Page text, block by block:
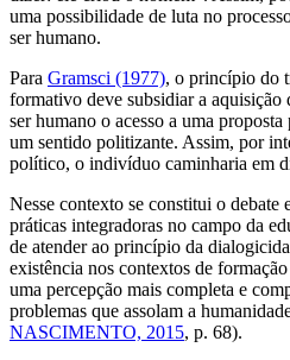
uma possibilidade de luta no
ser humano.
Para Gramsci (1977), o princípio do
formativo deve subsidiar a aquisição
ser humano o acesso a uma
um sentido politizante. Assim, por
político, o indivíduo caminharia em
Nesse contexto se constitui o debate
práticas integradoras no campo da
de atender ao princípio da
existência nos contextos de
uma percepção mais completa e
problemas que assolam a
NASCIMENTO, 2015, p. 68).